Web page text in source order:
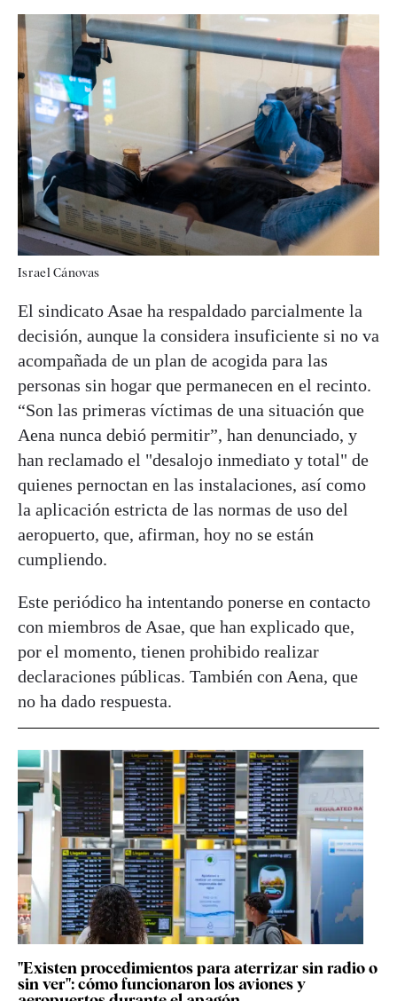
Israel Cánovas
El sindicato Asae ha respaldado parcialmente la
decisión, aunque la considera insuficiente si no va
acompañada de un plan de acogida para las
personas sin hogar que permanecen en el recinto.
“Son las primeras víctimas de una situación que
Aena nunca debió permitir”, han denunciado, y
han reclamado el "desalojo inmediato y total" de
quienes pernoctan en las instalaciones, así como
la aplicación estricta de las normas de uso del
aeropuerto, que, afirman, hoy no se están
cumpliendo.
Este periódico ha intentando ponerse en contacto
con miembros de Asae, que han explicado que,
por el momento, tienen prohibido realizar
declaraciones públicas. También con Aena, que
no ha dado respuesta.
"Existen procedimientos para aterrizar sin radio o
sin ver": cómo funcionaron los aviones y